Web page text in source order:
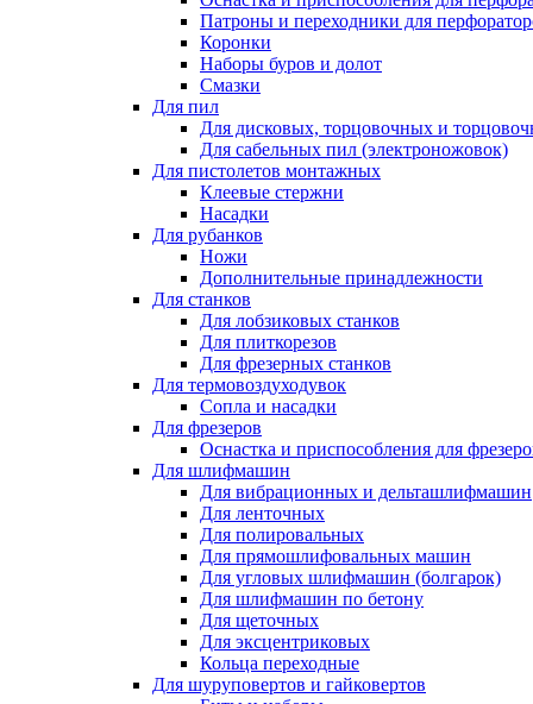
Патроны и переходники для
Коронки
Наборы буров и долот
Смазки
Для пил
Для дисковых, торцовочных и
Для сабельных пил (электроножовок)
Для пистолетов монтажных
Клеевые стержни
Насадки
Для рубанков
Ножи
Дополнительные принадлежности
Для станков
Для лобзиковых станков
Для плиткорезов
Для фрезерных станков
Для термовоздуходувок
Сопла и насадки
Для фрезеров
Оснастка и приспособления для
Для шлифмашин
Для вибрационных и дельташлифмашин
Для ленточных
Для полировальных
Для прямошлифовальных машин
Для угловых шлифмашин (болгарок)
Для шлифмашин по бетону
Для щеточных
Для эксцентриковых
Кольца переходные
Для шуруповертов и гайковертов